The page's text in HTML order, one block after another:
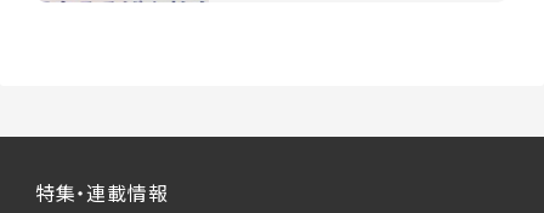
特集・連載情報